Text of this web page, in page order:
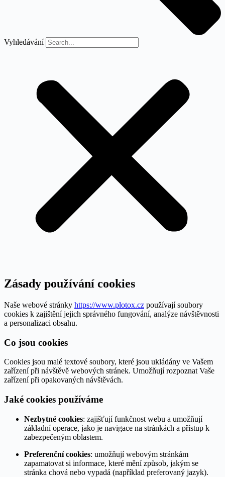
Vyhledávání
Zásady používání cookies
Naše webové stránky https://www.plotox.cz používají soubory
cookies k zajištění jejich správného fungování, analýze návštěvnosti
a personalizaci obsahu.
Co jsou cookies
Cookies jsou malé textové soubory, které jsou ukládány ve Vašem
zařízení při návštěvě webových stránek. Umožňují rozpoznat Vaše
zařízení při opakovaných návštěvách.
Jaké cookies používáme
Nezbytné cookies: zajišťují funkčnost webu a umožňují
základní operace, jako je navigace na stránkách a přístup k
zabezpečeným oblastem.
Preferenční cookies: umožňují webovým stránkám
zapamatovat si informace, které mění způsob, jakým se
stránka chová nebo vypadá (například preferovaný jazyk).